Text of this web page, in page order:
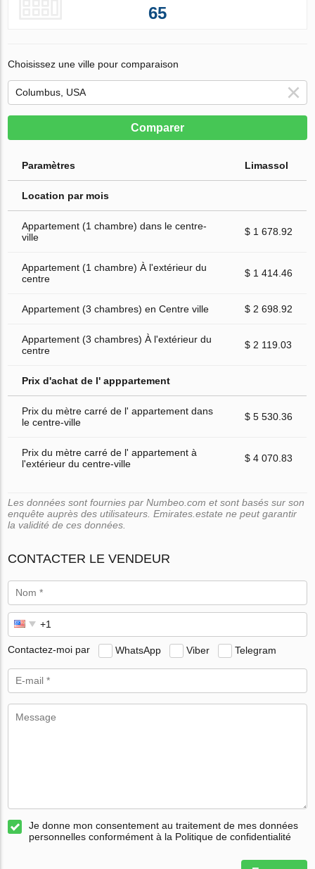
65
Choisissez une ville pour comparaison
Comparer
Paramètres Limassol
Location par mois
Appartement (1 chambre) dans le centre-
ville
$ 1 678.92
Appartement (1 chambre) À l'extérieur du
centre
$ 1 414.46
Appartement (3 chambres) en Centre ville $ 2 698.92
Appartement (3 chambres) À l'extérieur du
centre
$ 2 119.03
Prix d'achat de l' apppartement
Prix du mètre carré de l' appartement dans
le centre-ville
$ 5 530.36
Prix du mètre carré de l' appartement à
l'extérieur du centre-ville
$ 4 070.83
Les données sont fournies par Numbeo.com et sont basés sur son
enquête auprès des utilisateurs. Emirates.estate ne peut garantir
la validité de ces données.
CONTACTER LE VENDEUR
Contactez-moi par WhatsApp Viber Telegram
Je donne mon consentement au traitement de mes données
personnelles conformément à la Politique de confidentialité